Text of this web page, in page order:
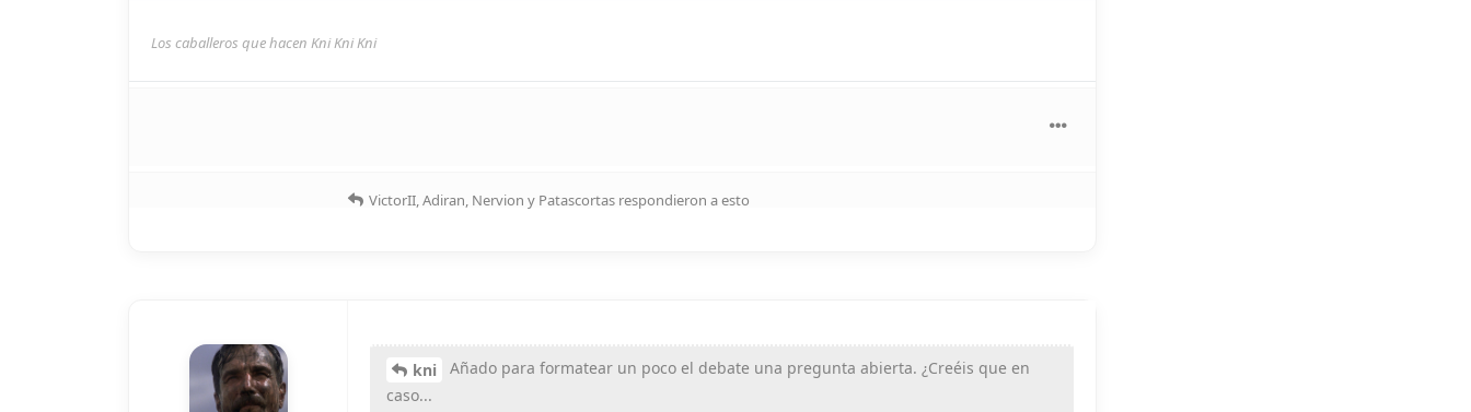
Los caballeros que hacen Kni Kni Kni
VictorII,Adiran, Nervion y Patascortas respondieron a esto
kni
Añado para formatear un poco el debate una pregunta abierta. ¿Creéis que en
caso...